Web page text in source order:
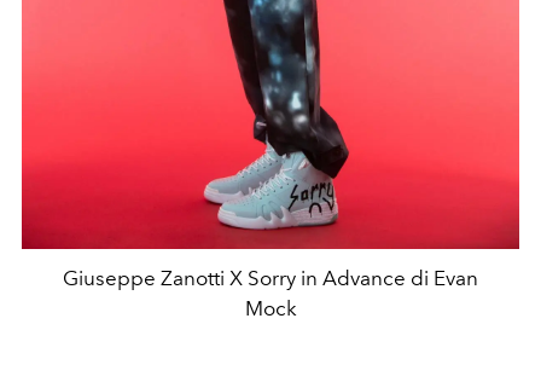
Giuseppe Zanotti X Sorry in Advance di Evan
Mock